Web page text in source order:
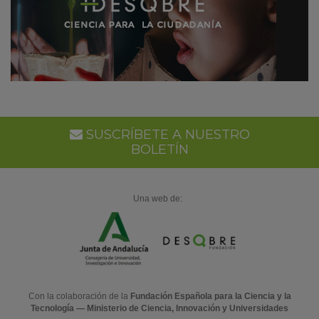
SUSCRÍBETE A NUESTRO
BOLETÍN
Una web de:
Con la colaboración de la Fundación Española para la Ciencia y la
Tecnología — Ministerio de Ciencia, Innovación y Universidades